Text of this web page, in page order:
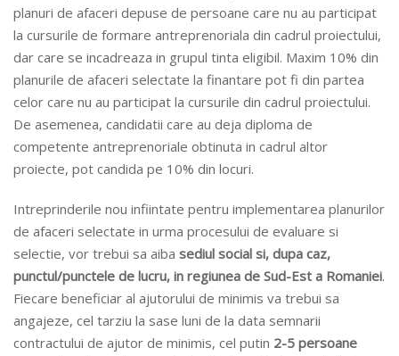
planuri de afaceri depuse de persoane care nu au participat
la cursurile de formare antreprenoriala din cadrul proiectului,
dar care se incadreaza in grupul tinta eligibil. Maxim 10% din
planurile de afaceri selectate la finantare pot fi din partea
celor care nu au participat la cursurile din cadrul proiectului.
De asemenea, candidatii care au deja diploma de
competente antreprenoriale obtinuta in cadrul altor
proiecte, pot candida pe 10% din locuri.
Intreprinderile nou infiintate pentru implementarea planurilor
de afaceri selectate in urma procesului de evaluare si
selectie, vor trebui sa aiba sediul social si, dupa caz,
punctul/punctele de lucru, in regiunea de Sud-Est a Romaniei.
Fiecare beneficiar al ajutorului de minimis va trebui sa
angajeze, cel tarziu la sase luni de la data semnarii
contractului de ajutor de minimis, cel putin 2-5 persoane